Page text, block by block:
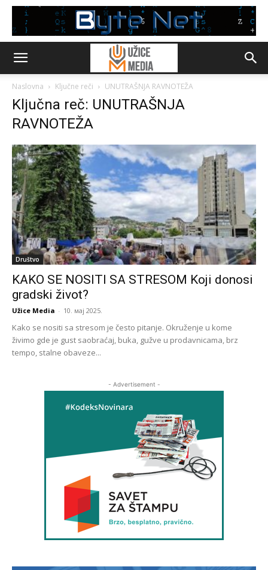
Naslovna Ključne reči UNUTRAŠNJA RAVNOTEŽA
Ključna reč: UNUTRAŠNJA
RAVNOTEŽA
Društvo
KAKO SE NOSITI SA STRESOM Koji donosi
gradski život?
Užice Media - 10. мај 2025.
Kako se nositi sa stresom je često pitanje. Okruženje u kome
živimo gde je gust saobraćaj, buka, gužve u prodavnicama, brz
tempo, stalne obaveze...
- Advertisement -